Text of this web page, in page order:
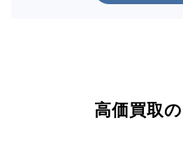
高価買取